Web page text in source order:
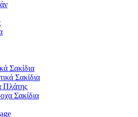
Σακίδια
Σακίδια
Πλάτης
Σακίδια